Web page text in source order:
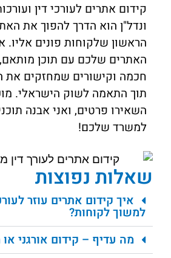
קידום אתרים לעורכי דין
ונדל"ן הוא הדרך להפוך את
הראשון שלקוחות פונים
האתרים שלכם עם תוכן מותאם,
חכמה וקישורים שמחזקים
תוך התאמה לשוק הישראלי.
השאירו פרטים, ואני אבנה
למשרד שלכם!
שאלות נפוצות
איך קידום אתרים עוזר
למשוך לקוחות?
מה עדיף – קידום אורגני